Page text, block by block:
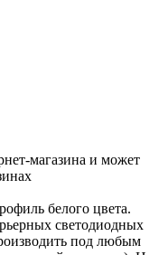
магазина и может
белого цвета.
светодиодных
под любым